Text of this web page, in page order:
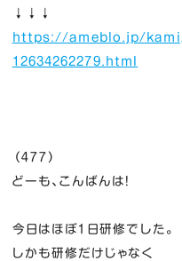
↓↓↓
https://ameblo.jp/
12634262279.html
（４７７）
どーも、こんばんは！
今日はほぼ１日研修でした。
しかも研修だけじゃなく